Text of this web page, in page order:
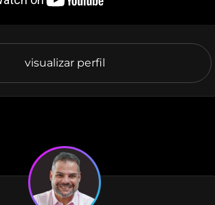
visualizar perfil